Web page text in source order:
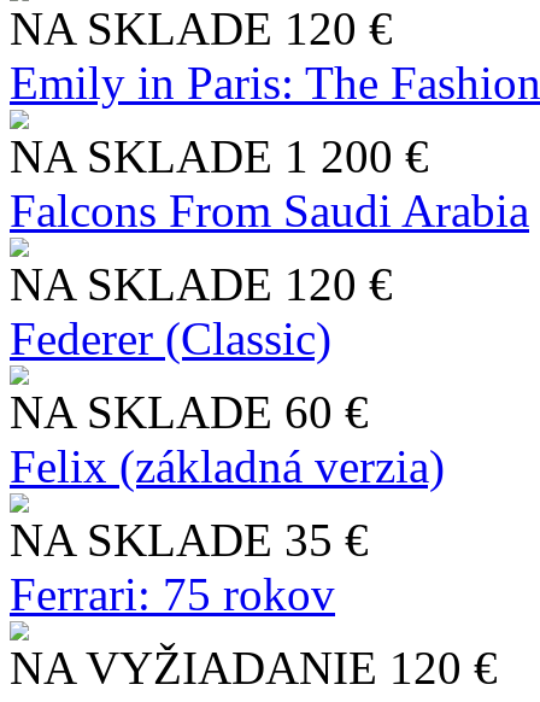
NA SKLADE 120 €
Emily in Paris: The
NA SKLADE 1 200 €
Falcons From Saudi Arabia
NA SKLADE 120 €
Federer (Classic)
NA SKLADE 60 €
Felix (základná verzia)
NA SKLADE 35 €
Ferrari: 75 rokov
NA VYŽIADANIE 120 €